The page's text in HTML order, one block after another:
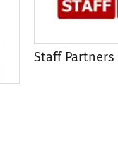
Staff Partners